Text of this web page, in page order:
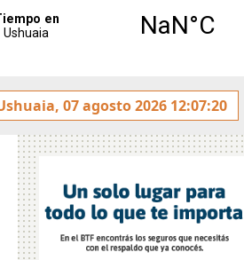
Municipal de
07 agosto 2026 12:07:20